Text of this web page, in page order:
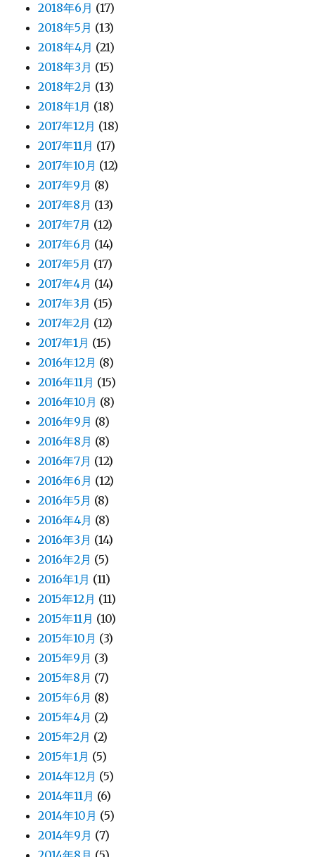
2018年6月 (17)
2018年5月 (13)
2018年4月 (21)
2018年3月 (15)
2018年2月 (13)
2018年1月 (18)
2017年12月 (18)
2017年11月 (17)
2017年10月 (12)
2017年9月 (8)
2017年8月 (13)
2017年7月 (12)
2017年6月 (14)
2017年5月 (17)
2017年4月 (14)
2017年3月 (15)
2017年2月 (12)
2017年1月 (15)
2016年12月 (8)
2016年11月 (15)
2016年10月 (8)
2016年9月 (8)
2016年8月 (8)
2016年7月 (12)
2016年6月 (12)
2016年5月 (8)
2016年4月 (8)
2016年3月 (14)
2016年2月 (5)
2016年1月 (11)
2015年12月 (11)
2015年11月 (10)
2015年10月 (3)
2015年9月 (3)
2015年8月 (7)
2015年6月 (8)
2015年4月 (2)
2015年2月 (2)
2015年1月 (5)
2014年12月 (5)
2014年11月 (6)
2014年10月 (5)
2014年9月 (7)